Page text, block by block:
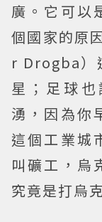
廣。它可以
個國家的原
r Drogba）
星；足球
湧，因為你
這個工業城
叫礦工，烏
究竟是打烏